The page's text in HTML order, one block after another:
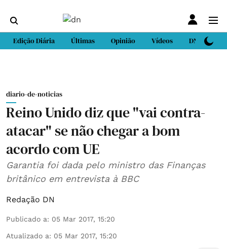
Edição Diária Últimas Opinião Vídeos DN Sport
diario-de-noticias
Reino Unido diz que "vai contra-
atacar" se não chegar a bom
acordo com UE
Garantia foi dada pelo ministro das Finanças
britânico em entrevista à BBC
Redação DN
Publicado a: 05 Mar 2017, 15:20
Atualizado a: 05 Mar 2017, 15:20